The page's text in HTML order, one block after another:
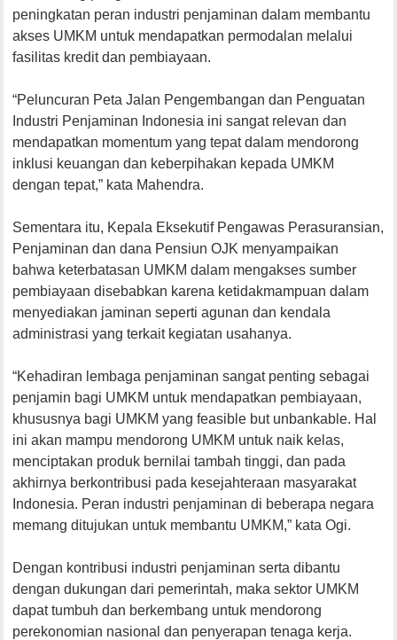
peningkatan peran industri penjaminan dalam membantu
akses UMKM untuk mendapatkan permodalan melalui
fasilitas kredit dan pembiayaan.
“Peluncuran Peta Jalan Pengembangan dan Penguatan
Industri Penjaminan Indonesia ini sangat relevan dan
mendapatkan momentum yang tepat dalam mendorong
inklusi keuangan dan keberpihakan kepada UMKM
dengan tepat,” kata Mahendra.
Sementara itu, Kepala Eksekutif Pengawas Perasuransian,
Penjaminan dan dana Pensiun OJK menyampaikan
bahwa keterbatasan UMKM dalam mengakses sumber
pembiayaan disebabkan karena ketidakmampuan dalam
menyediakan jaminan seperti agunan dan kendala
administrasi yang terkait kegiatan usahanya.
“Kehadiran lembaga penjaminan sangat penting sebagai
penjamin bagi UMKM untuk mendapatkan pembiayaan,
khususnya bagi UMKM yang feasible but unbankable. Hal
ini akan mampu mendorong UMKM untuk naik kelas,
menciptakan produk bernilai tambah tinggi, dan pada
akhirnya berkontribusi pada kesejahteraan masyarakat
Indonesia. Peran industri penjaminan di beberapa negara
memang ditujukan untuk membantu UMKM,” kata Ogi.
Dengan kontribusi industri penjaminan serta dibantu
dengan dukungan dari pemerintah, maka sektor UMKM
dapat tumbuh dan berkembang untuk mendorong
perekonomian nasional dan penyerapan tenaga kerja.